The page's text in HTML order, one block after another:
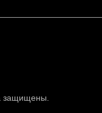
защищены.